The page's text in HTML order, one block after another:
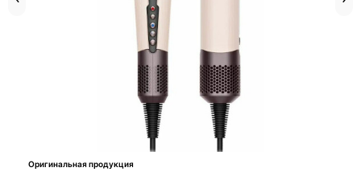
Оригинальная продукция